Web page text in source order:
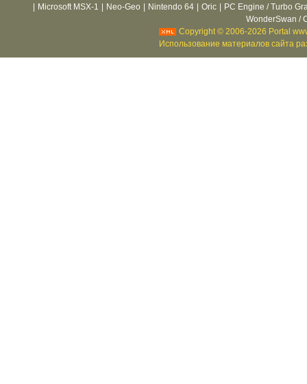
Microsoft MSX-1 Neo-Geo Nintendo 64 Oric
PC Engine / Turbo
WonderSwan /
Copyright © 2006-2026 Portal
Использование материалов сайта